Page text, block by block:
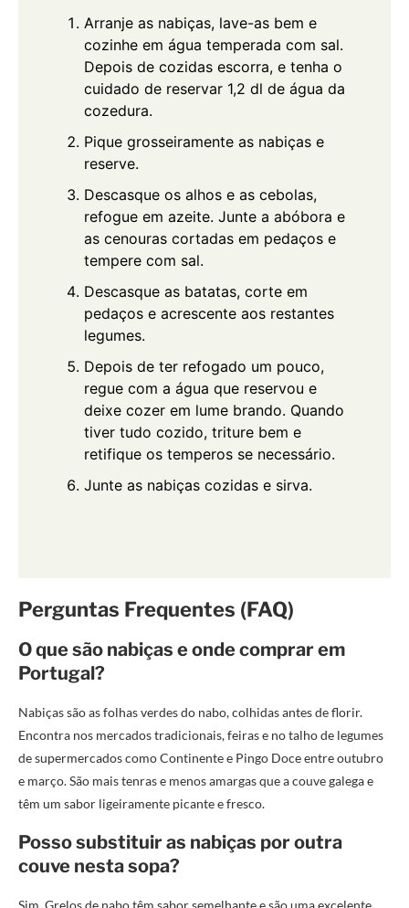
Arranje as nabiças, lave-as bem e
cozinhe em água temperada com sal.
Depois de cozidas escorra, e tenha o
cuidado de reservar 1,2 dl de água da
cozedura.
Pique grosseiramente as nabiças e
reserve.
Descasque os alhos e as cebolas,
refogue em azeite. Junte a abóbora e
as cenouras cortadas em pedaços e
tempere com sal.
Descasque as batatas, corte em
pedaços e acrescente aos restantes
legumes.
Depois de ter refogado um pouco,
regue com a água que reservou e
deixe cozer em lume brando. Quando
tiver tudo cozido, triture bem e
retifique os temperos se necessário.
Junte as nabiças cozidas e sirva.
Perguntas Frequentes (FAQ)
O que são nabiças e onde comprar em
Portugal?
Nabiças são as folhas verdes do nabo, colhidas antes de florir.
Encontra nos mercados tradicionais, feiras e no talho de legumes
de supermercados como Continente e Pingo Doce entre outubro
e março. São mais tenras e menos amargas que a couve galega e
têm um sabor ligeiramente picante e fresco.
Posso substituir as nabiças por outra
couve nesta sopa?